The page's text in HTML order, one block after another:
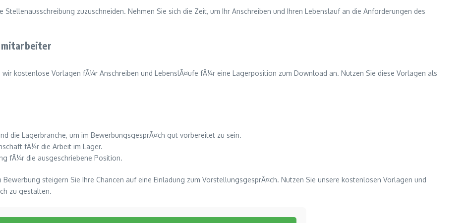
zuzuschneiden. Nehmen Sie sich die Zeit, um Ihr Anschreiben und Ihren Lebenslauf an die Anforderungen des
kostenlose Vorlagen fÃ¼r Anschreiben und LebenslÃ¤ufe fÃ¼r eine Lagerposition zum Download an. Nutzen Sie diese Vorlagen als
die Lagerbranche, um im BewerbungsgesprÃ¤ch gut vorbereitet zu sein.
fÃ¼r die Arbeit im Lager.
fÃ¼r die ausgeschriebene Position.
steigern Sie Ihre Chancen auf eine Einladung zum VorstellungsgesprÃ¤ch. Nutzen Sie unsere kostenlosen Vorlagen und
zu gestalten.